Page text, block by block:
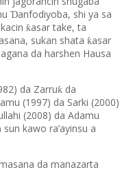
Ɗanfodiyoba, shi ya sa
ƙasar take, ta
sukan shata ƙasar
da harshen Hausa
da Zarruƙ da
(1997) da Sarki (2000)
(2008) da Adamu
kawo ra’ayinsu a
da manazarta